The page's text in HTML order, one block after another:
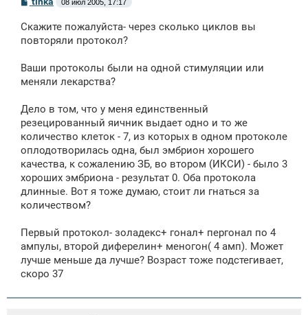
б
щ
и
08 июл 2005, 17:17
Скажите пожалуйста- через сколько циклов вы
повторяли протокол?
Ваши протоколы были на одной стимуляции или
меняли лекарства?
Дело в том, что у меня единственный
резецированный яичник выдает одно и то же
количество клеток - 7, из которых в одном протоколе
оплодотворилась одна, был эмбрион хорошего
качества, к сожалению ЗБ, во втором (ИКСИ) - было 3
хороших эмбриона - результат 0. Оба протокола
длинные. Вот я тоже думаю, стоит ли гнаться за
количеством?
Первый протокол- золадекс+ гонал+ пергонал по 4
ампулы, второй диферелин+ меногон( 4 амп). Может
лучше меньше да лучше? Возраст тоже подстегивает,
скоро 37